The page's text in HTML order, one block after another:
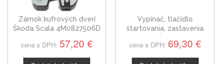
Zámok kufrových dverí
Škoda Scala 4M0827506D
cena s DPH: 57,20 €
Vypínač, tlačídlo
štartovania, zastavenia
cena s DPH: 69,30 €